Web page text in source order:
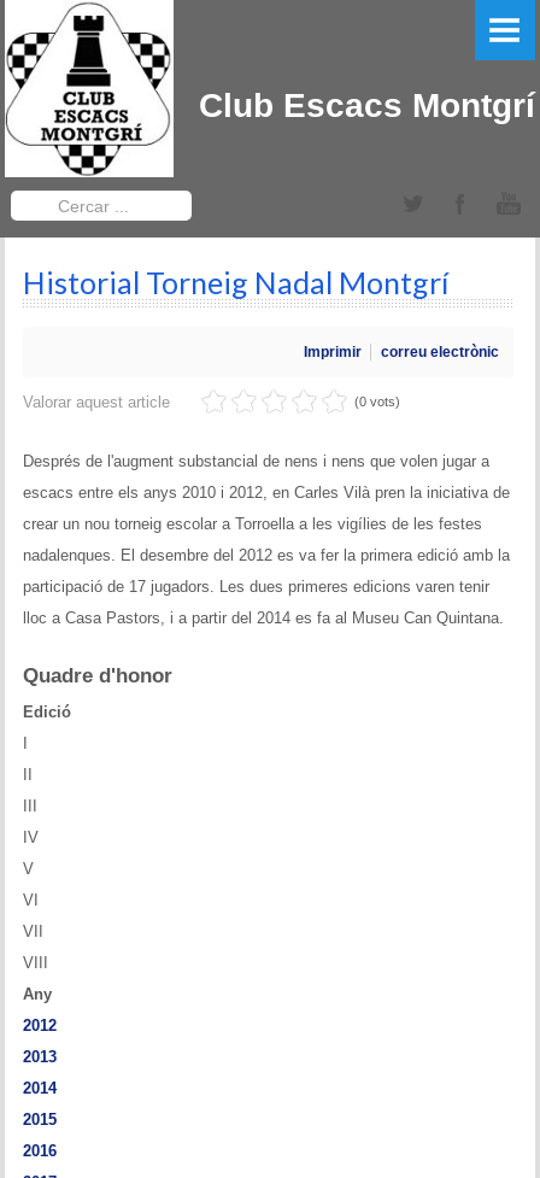
Club Escacs Montgrí
PORTADA
EL CLUB
LLIGA CATALANA
Equips Sub-12
TORNEIGS DEL CLUB
Bases 2022
Historial Obert Baix Ter
Torneig d'Edats Montgrí
Historial del torneig Montgrí
Torneig de Nadal
Historial del torneig de Nadal
Torneig Social
INFORMACIÓ
Memòries
Teoria i problemes
...
Historial Torneig Nadal Montgrí
Imprimir correu electrònic
Valorar aquest article (0 vots)
Després de l'augment substancial de nens i nens que volen jugar a
escacs entre els anys 2010 i 2012, en Carles Vilà pren la iniciativa de
crear un nou torneig escolar a Torroella a les vigílies de les festes
nadalenques. El desembre del 2012 es va fer la primera edició amb la
participació de 17 jugadors. Les dues primeres edicions varen tenir
lloc a Casa Pastors, i a partir del 2014 es fa al Museu Can Quintana.
Quadre d'honor
Edició
IV
V
VI
VII
VIII
Any
2012
2013
2014
2015
2016